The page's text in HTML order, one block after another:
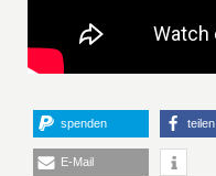
spenden teilen
E-Mail